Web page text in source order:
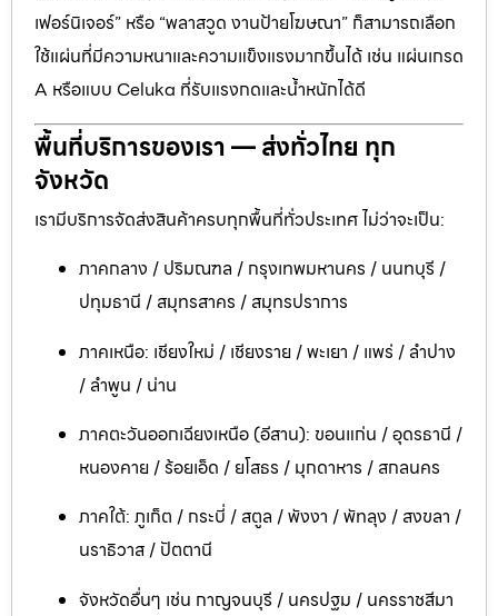
เฟอร์นิเจอร์” หรือ “พลาสวูด งานป้ายโฆษณา” ก็สามารถเลือก
ใช้แผ่นที่มีความหนาและความแข็งแรงมากขึ้นได้ เช่น แผ่นเกรด
A หรือแบบ Celuka ที่รับแรงกดและน้ำหนักได้ดี
พื้นที่บริการของเรา — ส่งทั่วไทย ทุก
จังหวัด
เรามีบริการจัดส่งสินค้าครบทุกพื้นที่ทั่วประเทศ ไม่ว่าจะเป็น:
ภาคกลาง / ปริมณฑล / กรุงเทพมหานคร / นนทบุรี /
ปทุมธานี / สมุทรสาคร / สมุทรปราการ
ภาคเหนือ: เชียงใหม่ / เชียงราย / พะเยา / แพร่ / ลำปาง
/ ลำพูน / น่าน
ภาคตะวันออกเฉียงเหนือ (อีสาน): ขอนแก่น / อุดรธานี /
หนองคาย / ร้อยเอ็ด / ยโสธร / มุกดาหาร / สกลนคร
ภาคใต้: ภูเก็ต / กระบี่ / สตูล / พังงา / พัทลุง / สงขลา /
นราธิวาส / ปัตตานี
จังหวัดอื่นๆ เช่น กาญจนบุรี / นครปฐม / นครราชสีมา